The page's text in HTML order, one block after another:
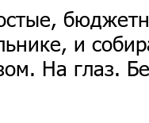
и
На глаз.